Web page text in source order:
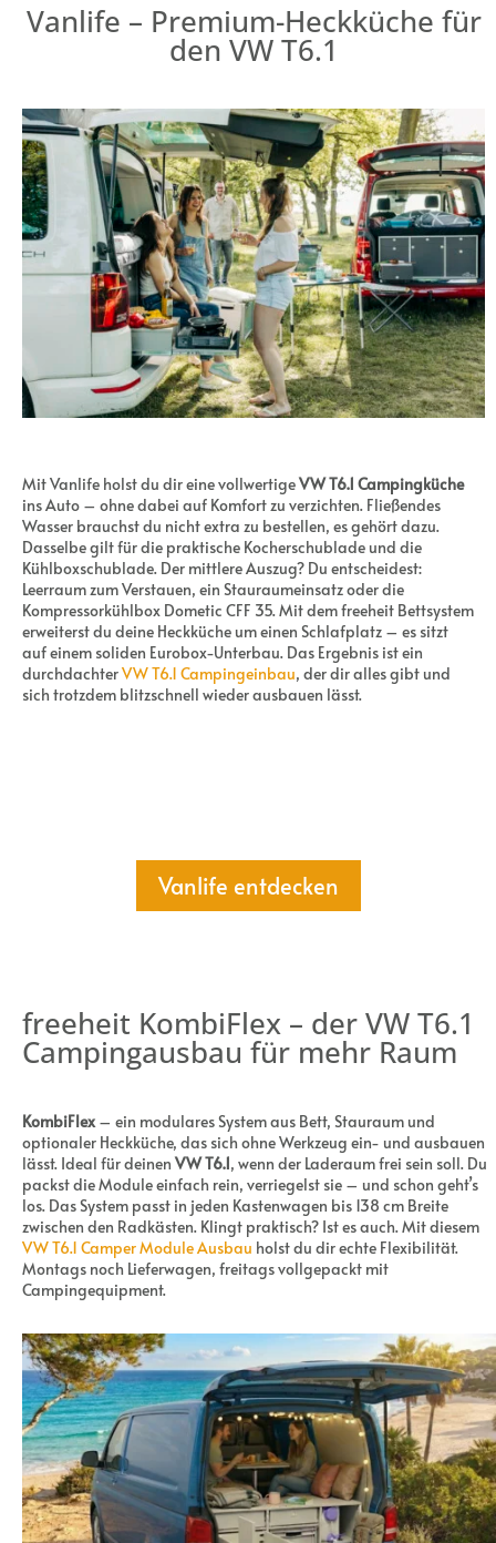
Vanlife – Premium-Heckküche für
den VW T6.1
Mit Vanlife holst du dir eine vollwertigeVW T6.1 Campingküche
ins Auto – ohne dabei auf Komfort zu verzichten. Fließendes
Wasser brauchst du nicht extra zu bestellen, es gehört dazu.
Dasselbe gilt für die praktische Kocherschublade und die
Kühlboxschublade. Der mittlere Auszug? Du entscheidest:
Leerraum zum Verstauen, ein Stauraumeinsatz oder die
Kompressorkühlbox Dometic CFF 35. Mit dem freeheit Bettsystem
erweiterst du deine Heckküche um einen Schlafplatz – es sitzt
auf einem soliden Eurobox-Unterbau. Das Ergebnis ist ein
durchdachterVW T6.1 Campingeinbau, der dir alles gibt und
sich trotzdem blitzschnell wieder ausbauen lässt.
Vanlife entdecken
freeheit KombiFlex – der VW T6.1
Campingausbau für mehr Raum
KombiFlex– ein modulares System aus Bett, Stauraum und
optionaler Heckküche, das sich ohne Werkzeug ein- und ausbauen
lässt. Ideal für deinen VW T6.1, wenn der Laderaum frei sein soll. Du
packst die Module einfach rein, verriegelst sie – und schon geht’s
los. Das System passt in jeden Kastenwagen bis 138 cm Breite
zwischen den Radkästen. Klingt praktisch? Ist es auch. Mit diesem
VW T6.1 Camper Module Ausbau holst du dir echte Flexibilität.
Montags noch Lieferwagen, freitags vollgepackt mit
Campingequipment.